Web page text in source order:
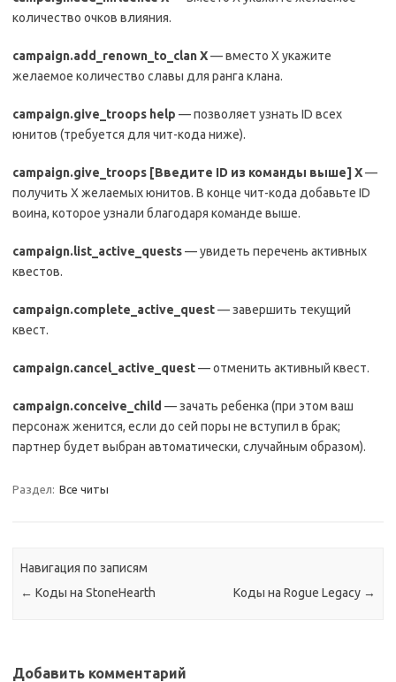
количество очков влияния.
campaign.add renown to clanX— вместо X укажите
желаемое количество славы для ранга клана.
campaign.give troops help — позволяет узнать ID всех
юнитов (требуется для чит-кода ниже).
campaign.give troops [Введите ID из команды выше] X—
получить X желаемых юнитов. В конце чит-кода добавьте ID
воина, которое узнали благодаря команде выше.
campaign.list active quests— увидеть перечень активных
квестов.
campaign.complete_active_quest— завершить текущий
квест.
campaign.cancel_active_quest— отменить активный квест.
campaign.conceive child — зачать ребенка (при этом ваш
персонаж женится, если до сей поры не вступил в брак;
партнер будет выбран автоматически, случайным образом).
Раздел: Все читы
Навигация по записям
← Коды на StoneHearth Коды на Rogue Legacy →
Добавить комментарий